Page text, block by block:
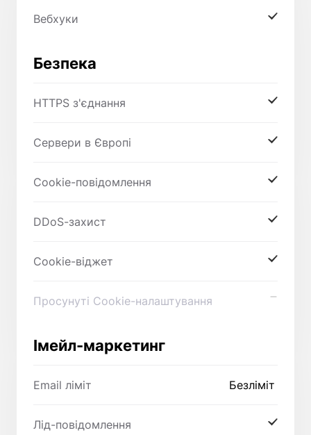
Вебхуки
Безпека
HTTPS з'єднання
Сервери в Європі
Cookie-повідомлення
DDoS-захист
Cookie-віджет
Просунуті Cookie-налаштування
Імейл-маркетинг
Email ліміт Безліміт
Лід-повідомлення